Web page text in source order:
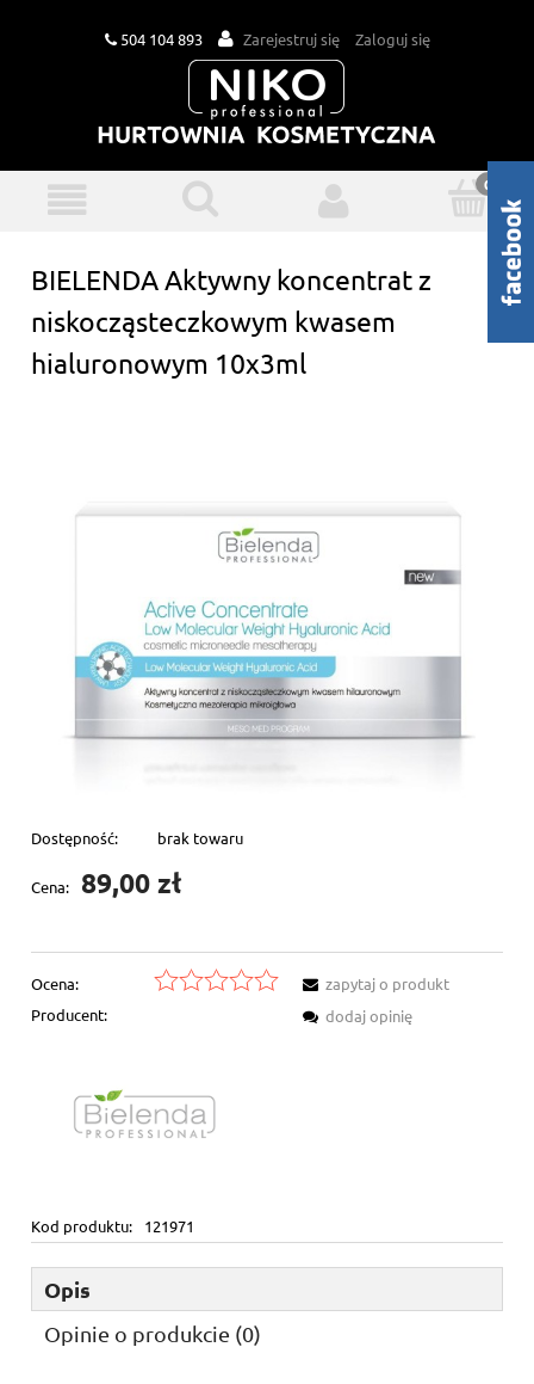
504 104 893 Zarejestruj się Zaloguj się
BIELENDA Aktywny koncentrat z
niskocząsteczkowym kwasem
hialuronowym 10x3ml
Dostępność: brak towaru
Cena: 89,00 zł
Ocena:
Producent:
Kod produktu: 121971
zapytaj o produkt
dodaj opinię
Opis
Opinie o produkcie (0)